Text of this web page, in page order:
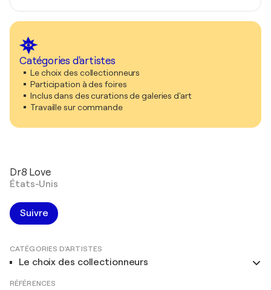
Catégories d'artistes
Le choix des collectionneurs
Participation à des foires
Inclus dans des curations de galeries d'art
Travaille sur commande
Dr8 Love
États-Unis
Suivre
CATÉGORIES D'ARTISTES
Le choix des collectionneurs
RÉFÉRENCES